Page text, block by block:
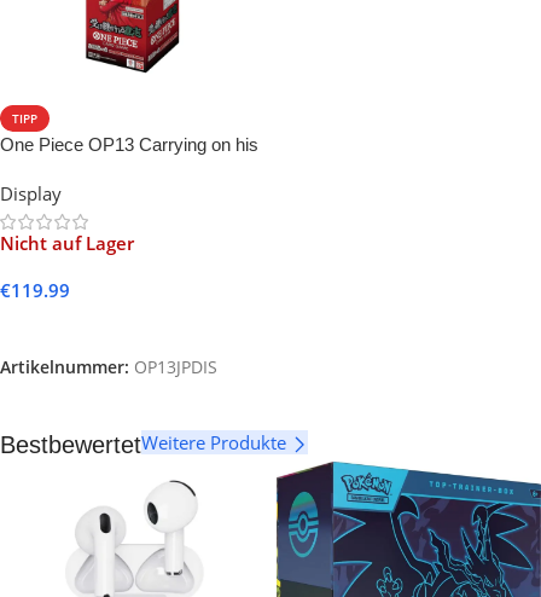
TIPP
One Piece OP13 Carrying on his
Display
Nicht auf Lager
€119.99
Artikelnummer: OP13JPDIS
BestbewertetWeitere Produkte